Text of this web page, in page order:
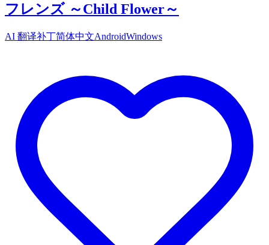
フレンズ ～Child Flower～
AI 翻译补丁简体中文AndroidWindows